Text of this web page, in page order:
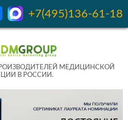
+7(495)136-61-18
МЕДИЦИНСКОЙ
В РОССИИ.